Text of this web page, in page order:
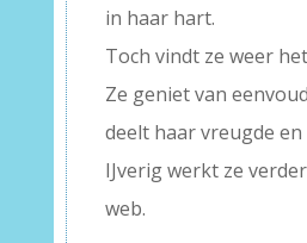
in haar hart.
Toch vindt ze weer
Ze geniet van
deelt haar vreugde en
IJverig werkt ze
web.